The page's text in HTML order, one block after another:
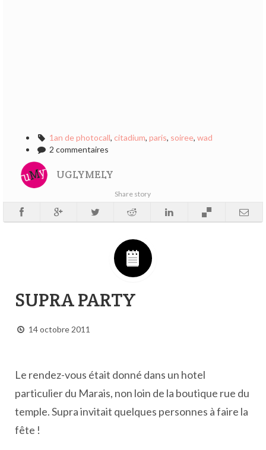
1an de photocall, citadium, paris, soiree, wad
2 commentaires
UGLYMELY
Share story
SUPRA PARTY
14 octobre 2011
Le rendez-vous était donné dans un hotel
particulier du Marais, non loin de la boutique rue du
temple. Supra invitait quelques personnes à faire la
fête !